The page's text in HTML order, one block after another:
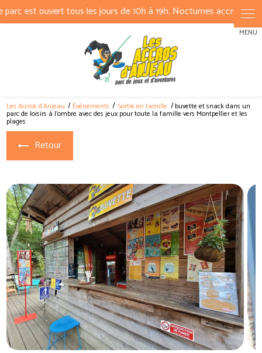
Les Accros d'Anjeau Événements Sortie en famille buvette et snack dans un
parc de loisirs à l'ombre avec des jeux pour toute la famille vers Montpellier et les
plages
Retour
Panneau de gestion des cookies